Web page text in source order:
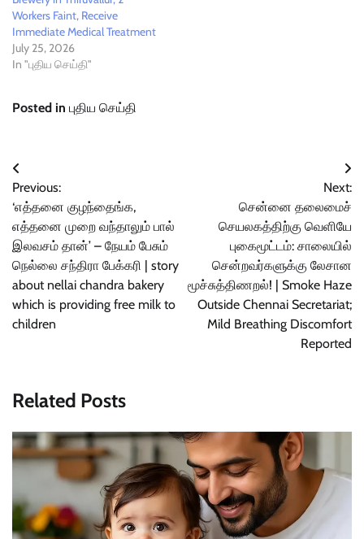
Workers Faint, Receive
Immediate Medical Treatment
July 25, 2026
In "புதிய செய்தி"
Posted in புதிய செய்தி
Post
navigation
Previous:
‘எத்தனை குழந்தைங்க,
எத்தனை முறை வந்தாலும் பால்
இலவசம் தான்’ – நேயம் பேசும்
நெல்லை சந்திரா பேக்கரி | story
about nellai chandra bakery
which is providing free milk to
children
Next:
சென்னை தலைமைச்
செயலகத்திற்கு வெளியே
புகைமூட்டம்: சாலையில்
சென்றவர்களுக்கு லேசான
மூச்சுத்திணறல்! | Smoke Haze
Outside Chennai Secretariat;
Mild Breathing Discomfort
Reported
Related Posts